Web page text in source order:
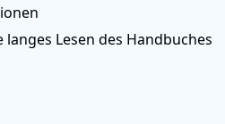
Lesen des Handbuches